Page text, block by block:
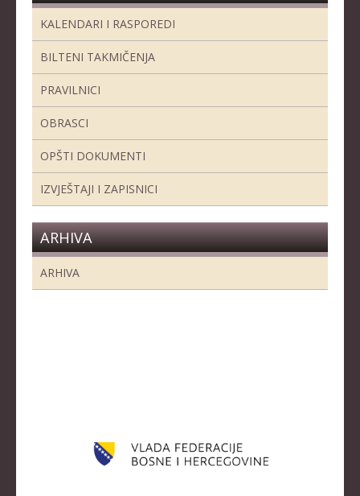
KALENDARI I RASPOREDI
BILTENI TAKMIČENJA
PRAVILNICI
OBRASCI
OPŠTI DOKUMENTI
IZVJEŠTAJI I ZAPISNICI
ARHIVA
ARHIVA